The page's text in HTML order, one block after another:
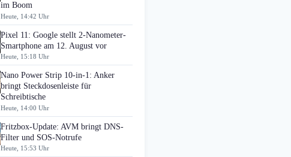
im Boom
Heute, 14:42 Uhr
Pixel 11: Google stellt 2-Nanometer-
Smartphone am 12. August vor
Heute, 15:18 Uhr
Nano Power Strip 10-in-1: Anker
bringt Steckdosenleiste für
Schreibtische
Heute, 14:00 Uhr
Fritzbox-Update: AVM bringt DNS-
Filter und SOS-Notrufe
Heute, 15:53 Uhr